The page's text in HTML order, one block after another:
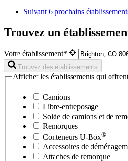
Suivant6 prochains
Trouvez un
Votre établissement*
Trouvez des établissements
Afficher les établissements qui
Camions
Libre-entreposage
Solde de camions et de
Remorques
Conteneurs U-Box®
Accessoires de
Attaches de remorque